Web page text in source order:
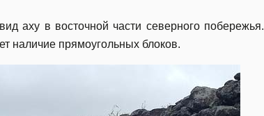
аху в восточной части северного побережья.
наличие прямоугольных блоков.